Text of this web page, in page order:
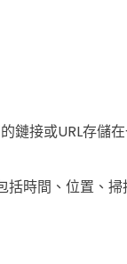
鏈接或URL存儲
時間、位置、